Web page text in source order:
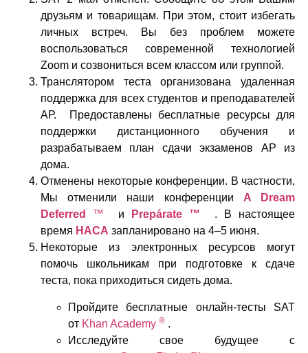
друзьям и товарищам. При этом, стоит избегать
личных встреч. Вы без проблем можете
воспользоваться современной технологией
Zoom и созвониться всем классом или группой.
Транслятором теста организована удаленная
поддержка для всех студентов и преподавателей
АР. Предоставлены бесплатные ресурсы для
поддержки дистанционного обучения и
разрабатываем план сдачи экзаменов AP из
дома.
Отменены некоторые конференции. В частности,
Мы отменили наши конференции A Dream
Deferred
™ и Prepárate ™
. В настоящее
время НАСА запланировано на 4–5 июня.
Некоторые из электронных ресурсов могут
помочь школьникам при подготовке к сдаче
теста, пока приходиться сидеть дома.
Пройдите бесплатные онлайн-тесты SAT
от Khan Academy ® .
Исследуйте свое будущее с